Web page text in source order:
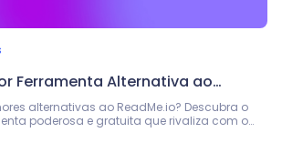
Ferramenta Alternativa ao
alternativas ao ReadMe.io? Descubra o
poderosa e gratuita que rivaliza com o